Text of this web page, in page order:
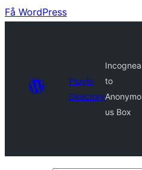
Få WordPress
Plugin
Directory
Incognea
to
Anonymo
us Box